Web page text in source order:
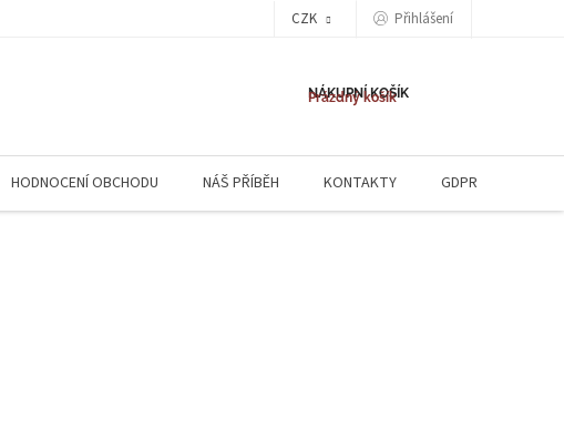
CZK Přihlášení
NÁKUPNÍ KOŠÍK
Prázdný košík
HODNOCENÍ OBCHODU NÁŠ PŘÍBĚH KONTAKTY GDPR